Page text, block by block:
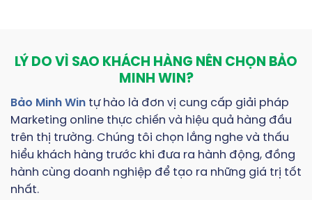
LÝ DO VÌ SAO KHÁCH HÀNG NÊN CHỌN BẢO
MINH WIN?
Bảo Minh Win tự hào là đơn vị cung cấp giải pháp
Marketing online thực chiến và hiệu quả hàng đầu
trên thị trường. Chúng tôi chọn lắng nghe và thấu
hiểu khách hàng trước khi đưa ra hành động, đồng
hành cùng doanh nghiệp để tạo ra những giá trị tốt
nhất.